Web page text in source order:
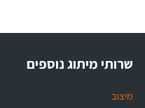
שרותי מיתוג נוספים
מיצוב